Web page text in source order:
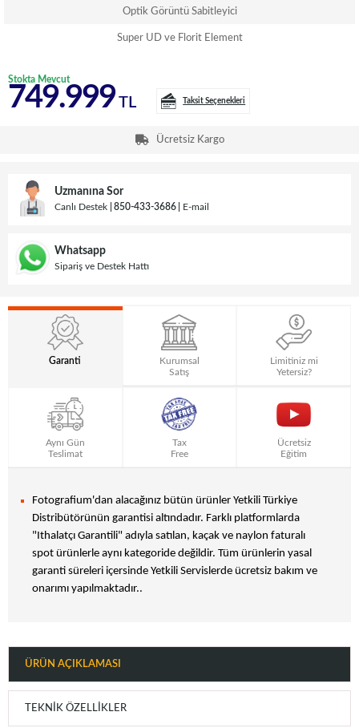
Optik Görüntü Sabitleyici
Super UD ve Florit Element
Stokta Mevcut
749.999 TL Taksit Seçenekleri
Ücretsiz Kargo
Uzmanına Sor
Canlı Destek 850-433-3686 E-mail
Whatsapp
Sipariş ve Destek Hattı
Garanti
Kurumsal
Satış
Limitiniz mi
Yetersiz?
Aynı Gün
Teslimat
Tax
Free
Ücretsiz
Eğitim
Fotografium'dan alacağınız bütün ürünler Yetkili Türkiye
Distribütörünün garantisi altındadır. Farklı platformlarda
"Ithalatçı Garantili" adıyla satılan, kaçak ve naylon faturalı
spot ürünlerle aynı kategoride değildir. Tüm ürünlerin yasal
garanti süreleri içersinde Yetkili Servislerde ücretsiz bakım ve
onarımı yapılmaktadır..
ÜRÜN AÇIKLAMASI
TEKNIK ÖZELLIKLER